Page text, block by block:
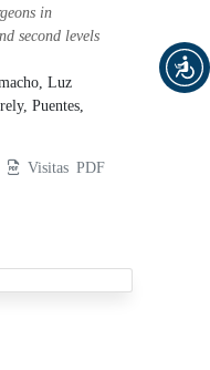
in
second levels
Luz
Puentes,
|
Visitas PDF